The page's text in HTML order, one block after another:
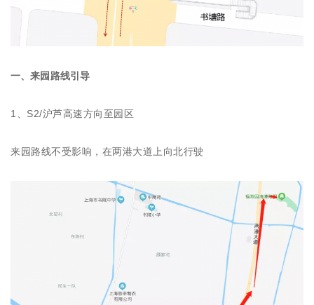
一、来园路线引导
1、S2/沪芦高速方向至园区
来园路线不受影响，在两港大道上向北行驶